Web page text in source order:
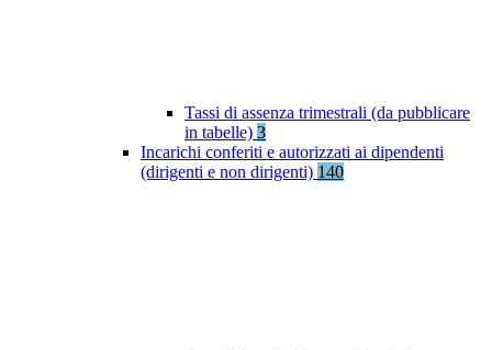
Tassi di assenza trimestrali (da pubblicare
in tabelle) 3
Incarichi conferiti e autorizzati ai dipendenti
(dirigenti e non dirigenti) 140